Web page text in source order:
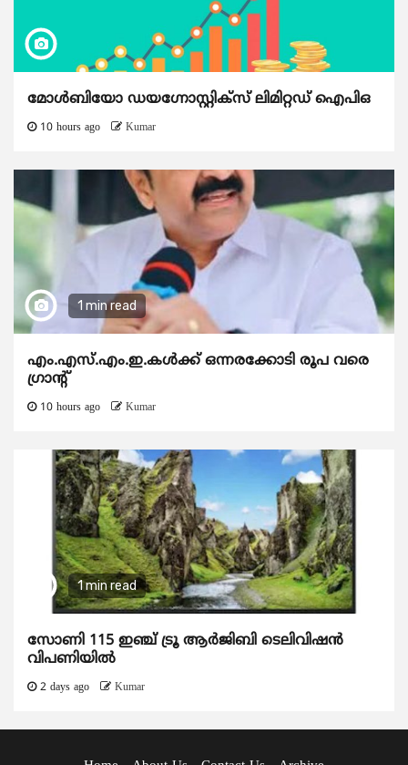
മോൾബിയോ ഡയഗ്നോസ്റ്റിക്സ് ലിമിറ്റഡ് ഐപിഒ
10 hours ago Kumar
1 min read
എം.എസ്.എം.ഇ.കൾക്ക് ഒന്നരക്കോടി രൂപ വരെ
ഗ്രാന്റ്
10 hours ago Kumar
1 min read
സോണി 115 ഇഞ്ച് ട്രൂ ആർജിബി ടെലിവിഷൻ
വിപണിയിൽ
2 days ago Kumar